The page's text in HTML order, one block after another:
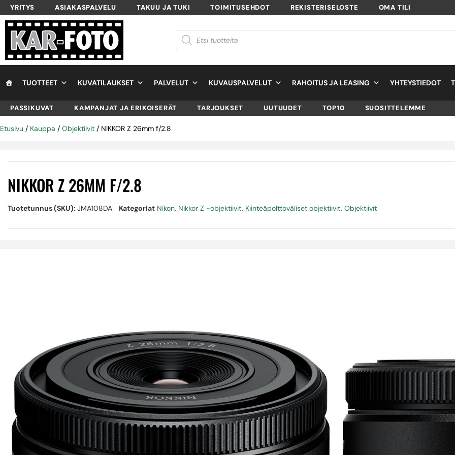
YRITYS ASIAKASPALVELU TAKUU JA TUKI TOIMITUSEHDOT REKISTERISELOSTE OMA TILI
TUOTTEET KUVATILAUKSET PALVELUT KUVAUSPALVELUT RAHOITUS JA LEASING YHTEYSTIEDOT
PASSIKUVAT KAMPANJAT JA ERIKOISERÄT TARJOUKSET UUTUUDET TOP10 SUOSITTELEMME
Etusivu / Kauppa / Objektiivit / NIKKOR Z 26mm f/2.8
NIKKOR Z 26MM F/2.8
Tuotetunnus (SKU): JMA108DA Kategoriat Nikon, Nikkor Z -objektiivit, Kiinteäpolttoväliset objektiivit, Objektiivit